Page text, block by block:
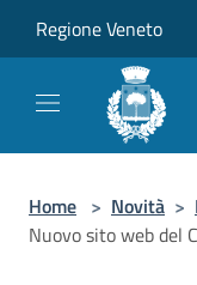
Regione Veneto
Home > Novità >
Nuovo sito web del